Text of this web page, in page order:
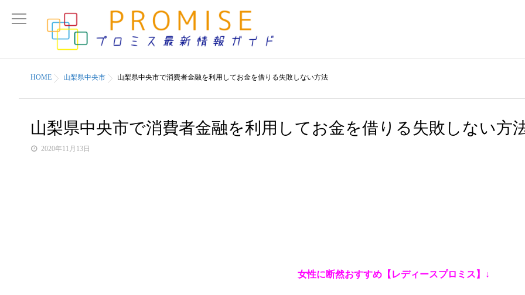
HOME 山梨県中央市 山梨県中央市で消費者金融を利用してお金を借りる失敗しない方法
山梨県中央市で消費者金融を利用してお金を借りる失敗しない方
2020年11月13日
女性に断然おすすめ【レディースプロミス】↓